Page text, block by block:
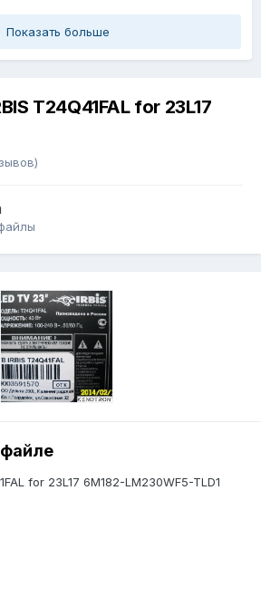
Показать больше
T24Q41FAL for 23L17
for 23L17 6M182-LM230WF5-TLD1